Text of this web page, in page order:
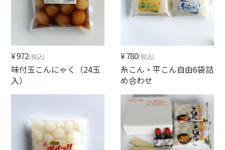
¥972(税込)
味付玉こんにゃく（24玉
入）
¥780(税込)
糸こん・平こん自由6袋詰
め合わせ